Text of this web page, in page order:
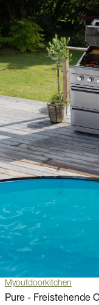
Myoutdoorkitchen
Pure - Freistehende